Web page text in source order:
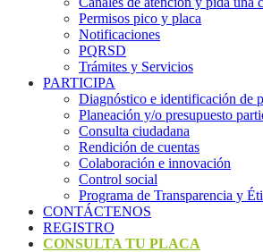
Permisos pico y placa
Notificaciones
PQRSD
Trámites y Servicios
PARTICIPA
Diagnóstico e identificación de
Planeación y/o presupuesto
Consulta ciudadana
Rendición de cuentas
Colaboración e innovación
Control social
Programa de Transparencia y
CONTÁCTENOS
REGISTRO
CONSULTA TU PLACA